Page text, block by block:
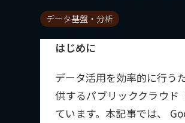
データ基盤・分析
はじめに
データ活用を効率的に行う
供するパブリッククラウ
ています。本記事では、